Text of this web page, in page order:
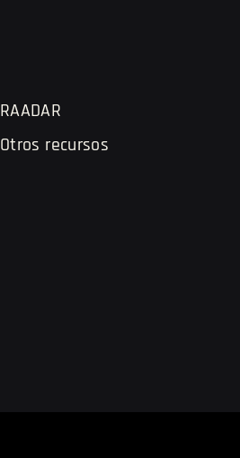
RAADAR
Otros recursos